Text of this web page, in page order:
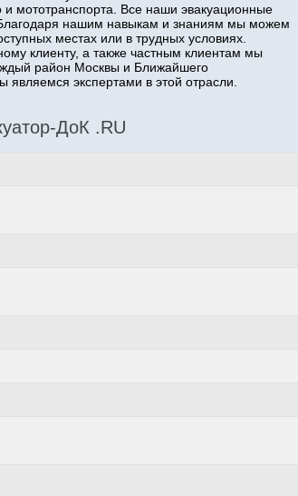
мототранспорта. Все наши эвакуационные
нашим навыкам и знаниям мы можем
местах или в трудных условиях.
клиенту, а также частным клиентам мы
район Москвы и Ближайшего
экспертами в этой отрасли.
ДоК .RU